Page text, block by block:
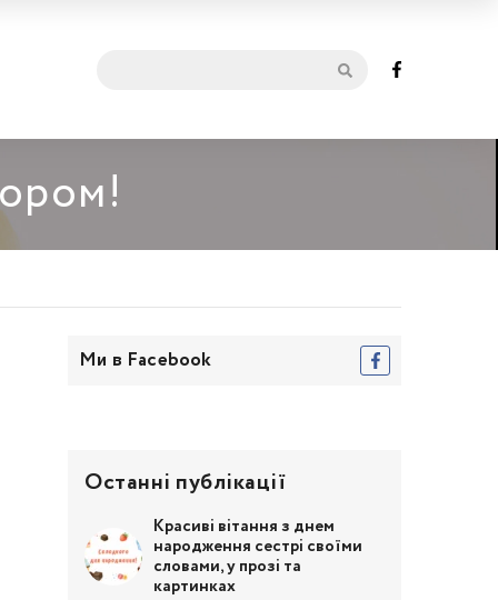
Ми в Facebook
Останні публікації
Красиві вітання з днем
народження сестрі своїми
словами, у прозі та
картинках